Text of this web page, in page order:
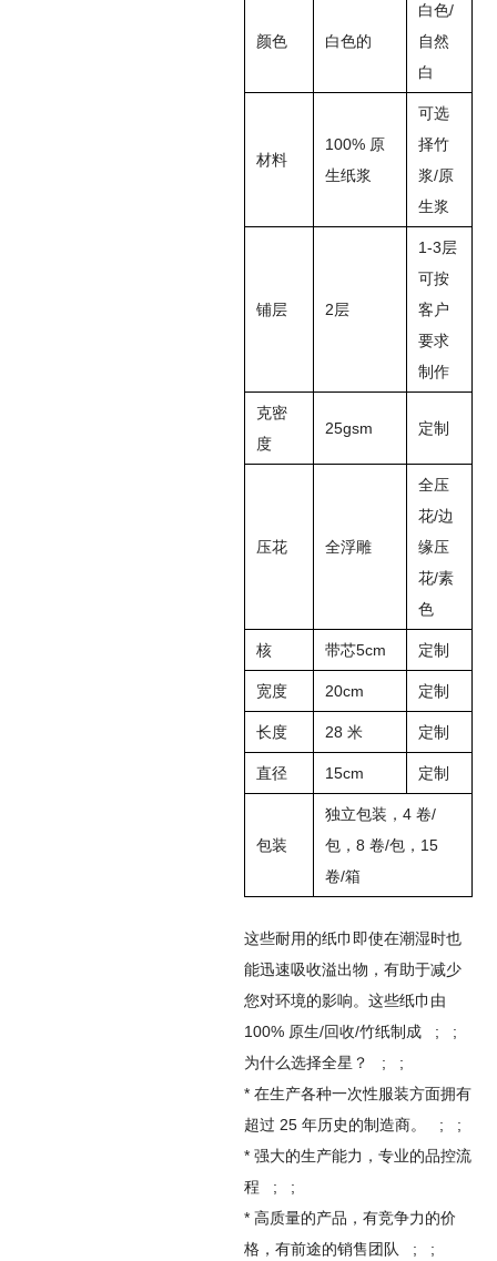
颜色 白色的
白色/
自然
白
材料
100% 原
生纸浆
可选
择竹
浆/原
生浆
铺层 2层
1-3层
可按
客户
要求
制作
克密
度
25gsm 定制
压花 全浮雕
全压
花/边
缘压
花/素
色
核 带芯5cm 定制
宽度 20cm 定制
长度 28 米 定制
直径 15cm 定制
包装
独立包装，4 卷/
包，8 卷/包，15
卷/箱
这些耐用的纸巾即使在潮湿时也
能迅速吸收溢出物，有助于减少
您对环境的影响。这些纸巾由
100% 原生/回收/竹纸制成 ; ;
为什么选择全星？ ; ;
* 在生产各种一次性服装方面拥有
超过 25 年历史的制造商。 ; ;
* 强大的生产能力，专业的品控流
程 ; ;
* 高质量的产品，有竞争力的价
格，有前途的销售团队 ; ;